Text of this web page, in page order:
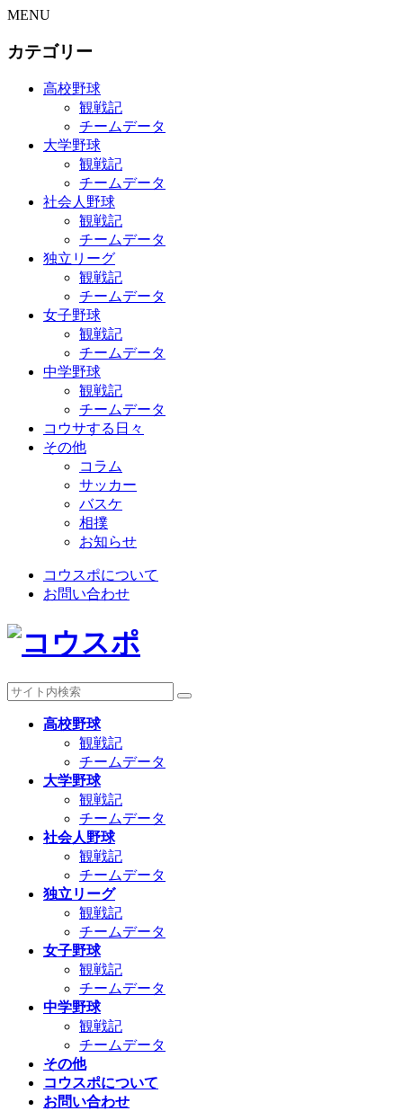
MENU
カテゴリー
高校野球
観戦記
チームデータ
大学野球
観戦記
チームデータ
社会人野球
観戦記
チームデータ
独立リーグ
観戦記
チームデータ
女子野球
観戦記
チームデータ
中学野球
観戦記
チームデータ
コウサする日々
その他
コラム
サッカー
バスケ
相撲
お知らせ
コウスポについて
お問い合わせ
高校野球
観戦記
チームデータ
大学野球
観戦記
チームデータ
社会人野球
観戦記
チームデータ
独立リーグ
観戦記
チームデータ
女子野球
観戦記
チームデータ
中学野球
観戦記
チームデータ
その他
コウスポについて
お問い合わせ